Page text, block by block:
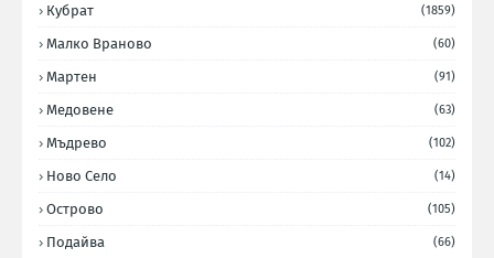
Кубрат (1859)
Малко Враново (60)
Мартен (91)
Медовене (63)
Мъдрево (102)
Ново Село (14)
Острово (105)
Подайва (66)